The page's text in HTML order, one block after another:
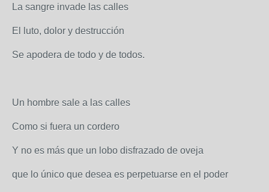
La sangre invade las calles
El luto, dolor y destrucción
Se apodera de todo y de todos.
Un hombre sale a las calles
Como si fuera un cordero
Y no es más que un lobo disfrazado de oveja
que lo único que desea es perpetuarse en el poder